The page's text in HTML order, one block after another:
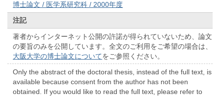
博士論文 / 医学系研究科 / 2000年度
注記
著者からインターネット公開の許諾が得られていないため、論文
の要旨のみを公開しています。全文のご利用をご希望の場合は、
大阪大学の博士論文についてをご参照ください。
Only the abstract of the doctoral thesis, instead of the full text, is
available because consent from the author has not been
obtained. If you would like to read the full text, please refer to